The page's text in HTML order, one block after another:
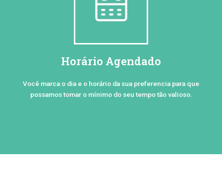
Horário Agendado
Você marca o dia e o horário da sua preferencia para que
possamos tomar o mínimo do seu tempo tão valioso.